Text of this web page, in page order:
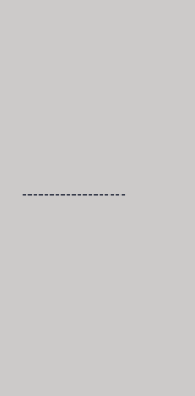
-------------------